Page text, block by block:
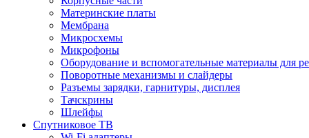
Материнские платы
Мембрана
Микросхемы
Микрофоны
Оборудование и вспомогательные материалы для
Поворотные механизмы и слайдеры
Разъемы зарядки, гарнитуры, дисплея
Тачскрины
Шлейфы
Спутниковое ТВ